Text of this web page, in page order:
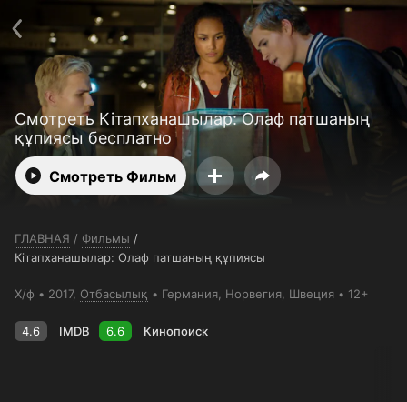
Смотреть Кітапханашылар: Олаф патшаның
құпиясы бесплатно
Смотреть Фильм
ГЛАВНАЯ / Фильмы /
Кітапханашылар: Олаф патшаның құпиясы
Х/ф 2017, Отбасылық Германия , Норвегия , Швеция 12+
4.6 IMDB 6.6 Кинопоиск
+7 (727) 323 10 92
Пользовательское соглашение
Политика конфиденциальности
Открыть приложение
Ввести промокод